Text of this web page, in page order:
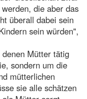
die aber das
überall dabei sein
sein würden",
Mütter tätig
sondern um die
mütterlichen
sie alle schätzen